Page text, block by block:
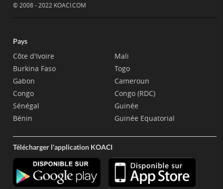
© 2008 - 2022 KOACI.COM
Pays
Côte d'Ivoire
Burkina Faso
Gabon
Congo
Sénégal
Bénin
Mali
Togo
Cameroun
Congo (RDC)
Guinée
Guinée Equatorial
Télécharger l'application KOACI